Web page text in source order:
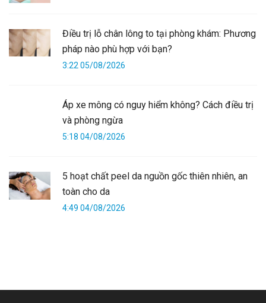
Điều trị lỗ chân lông to tại phòng khám: Phương
pháp nào phù hợp với bạn?
3:22 05/08/2026
Áp xe mông có nguy hiểm không? Cách điều trị
và phòng ngừa
5:18 04/08/2026
5 hoạt chất peel da nguồn gốc thiên nhiên, an
toàn cho da
4:49 04/08/2026